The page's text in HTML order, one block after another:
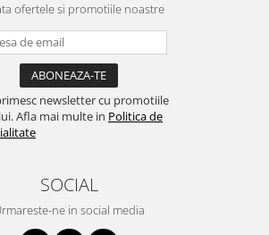
ofertele si promotiile noastre
newsletter cu promotiile
Afla mai multe in Politica de
SOCIAL
ne in social media